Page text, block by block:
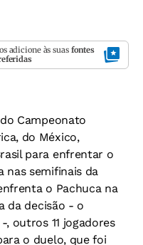
adicione às suas fontes
Campeonato
do México,
para enfrentar o
nas semifinais da
o Pachuca na
da decisão - o
outros 11 jogadores
o duelo, que foi